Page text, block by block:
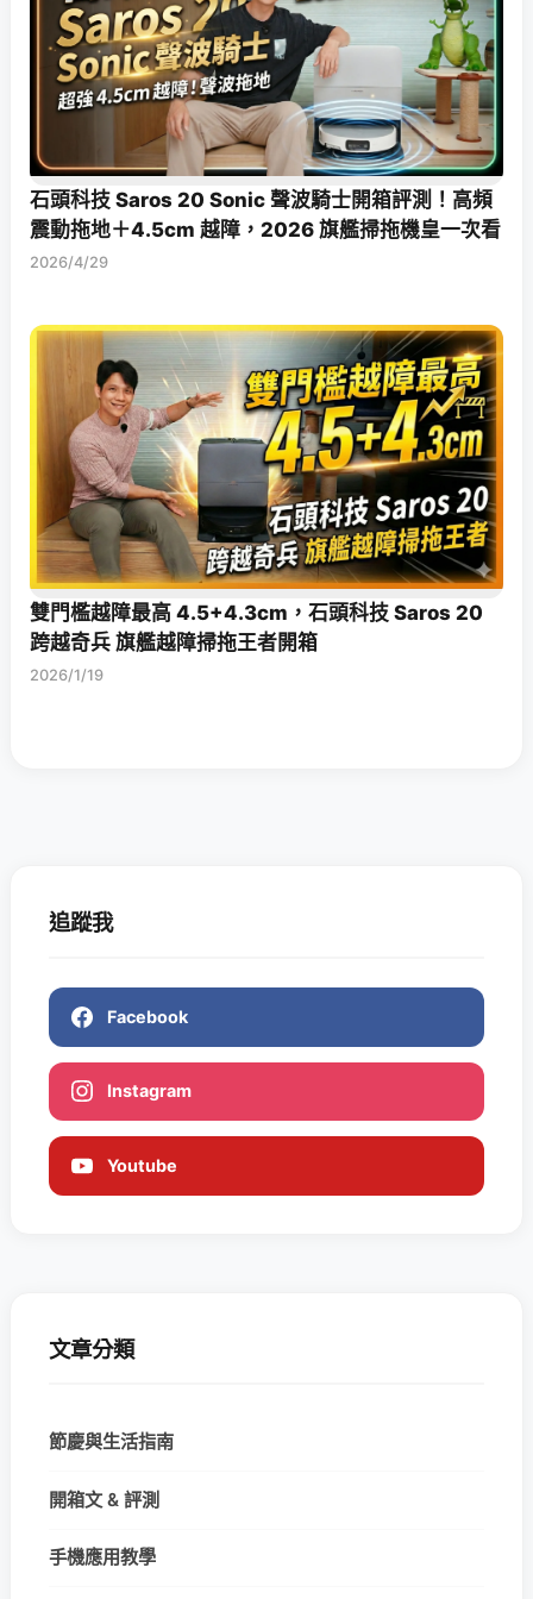
石頭科技 Saros 20 Sonic 聲波騎士開箱評測！高頻
震動拖地＋4.5cm 越障，2026 旗艦掃拖機皇一次看
2026/4/29
雙門檻越障最高 4.5+4.3cm，石頭科技 Saros 20
跨越奇兵 旗艦越障掃拖王者開箱
2026/1/19
追蹤我
Facebook
Instagram
Youtube
文章分類
節慶與生活指南
開箱文 & 評測
手機應用教學